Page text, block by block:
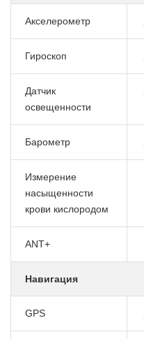
Акселерометр
Гироскоп
Датчик
освещенности
Барометр
Измерение
насыщенности
крови кислородом
ANT+
Навигация
GPS